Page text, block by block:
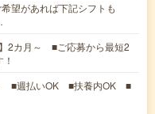
望があれば下記シフトも
2カ月～ ■ご応募から最短2
■週払いOK ■扶養内OK ■